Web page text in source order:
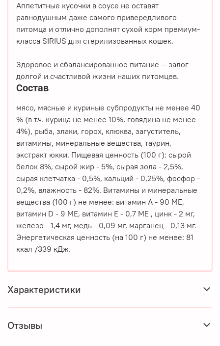
Аппетитные кусочки в соусе не оставят
равнодушным даже самого привередливого
питомца и отлично дополнят сухой корм премиум-
класса SIRIUS для стерилизованных кошек.
Здоровое и сбалансированное питание — залог
долгой и счастливой жизни наших питомцев.
Состав
мясо, мясные и куриные субпродукты не менее 40
% (в т.ч. курица не менее 10%, говядина не менее
4%), рыба, злаки, горох, клюква, загуститель,
витамины, минеральные вещества, таурин,
экстракт юкки. Пищевая ценность (100 г): сырой
белок 8%, сырой жир - 5%, сырая зола - 2,5%,
сырая клетчатка - 0,5%, кальций - 0,25%, фосфор -
0,2%, влажность - 82%. Витамины и минеральные
вещества (100 г) не менее: витамин А - 90 МЕ,
витамин D - 9 МЕ, витамин E - 0,7 МЕ , цинк - 2 мг,
железо - 1,4 мг, медь - 0,09 мг, марганец - 0,13 мг.
Энергетическая ценность (на 100 г) не менее: 81
ккал /339 кДж.
Характеристики
Отзывы